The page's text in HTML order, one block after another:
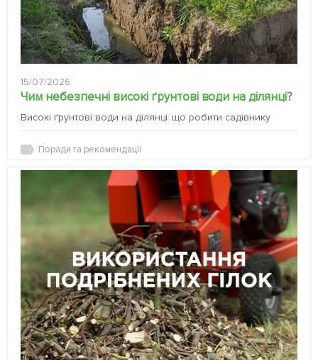
15/07/2026
Чим небезпечні високі ґрунтові води на ділянці?
Високі ґрунтові води на ділянці: що робити садівнику
Поради та рекомендації